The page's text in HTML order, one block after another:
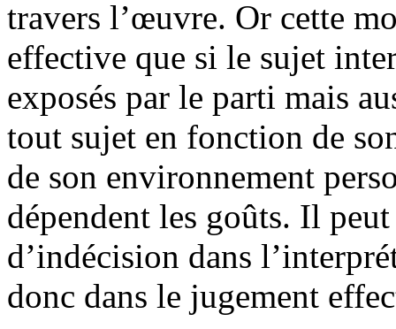
travers l’œuvre. Or cette
effective que si le sujet
exposés par le parti mais
tout sujet en fonction de
de son environnement
dépendent les goûts. Il
d’indécision dans
donc dans le jugement